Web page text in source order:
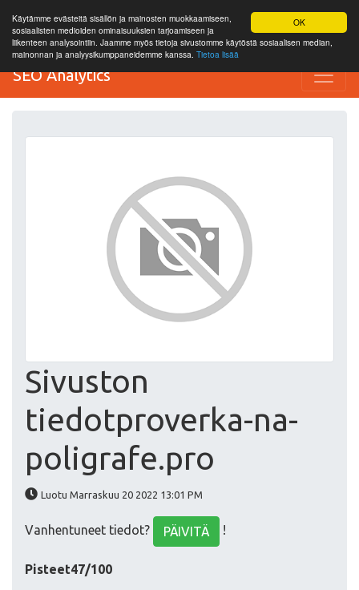
OK
Käytämme evästeitä sisällön ja mainosten muokkaamiseen,
sosiaalisten medioiden ominaisuuksien tarjoamiseen ja
liikenteen analysointiin. Jaamme myös tietoja sivustomme käytöstä sosiaalisen median,
mainonnan ja analyysikumppaneidemme kanssa. Tietoa lisää
SEO Analytics
Sivuston
tiedotproverka-na-
poligrafe.pro
Luotu Marraskuu 20 2022 13:01 PM
Vanhentuneet tiedot? PÄIVITÄ !
Pisteet47/100